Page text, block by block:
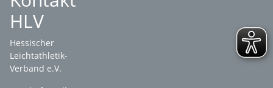
HLV
Hessischer
Leichtathletik-
Verband e.V.